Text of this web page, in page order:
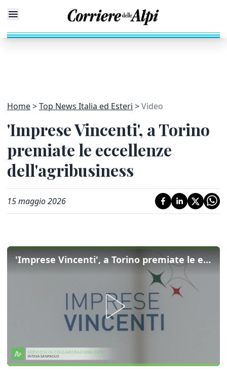
Home Top News Italia ed Esteri Video
'Imprese Vincenti', a Torino
premiate le eccellenze
dell'agribusiness
15 maggio 2026
'Imprese Vincenti', a Torino premiate le eccellenze dell'agribusiness